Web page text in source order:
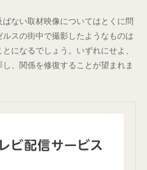
ない取材映像についてはとくに問
スの街中で撮影したようなものは
になるでしょう。いずれにせよ、
、関係を修復することが望まれま